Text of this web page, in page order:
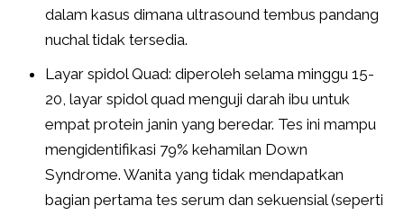
dalam kasus dimana ultrasound tembus pandang
nuchal tidak tersedia.
Layar spidol Quad: diperoleh selama minggu 15-
20, layar spidol quad menguji darah ibu untuk
empat protein janin yang beredar. Tes ini mampu
mengidentifikasi 79% kehamilan Down
Syndrome. Wanita yang tidak mendapatkan
bagian pertama tes serum dan sekuensial (seperti